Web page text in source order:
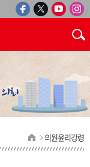
의원윤리강령